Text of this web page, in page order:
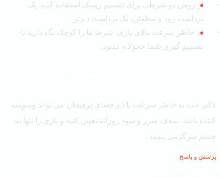
از روش دو شرطی برای تقسیم ریسک استفاده کنید: یک
برداشت زود و مطمئن، یک برداشت دیرتر.
به خاطر سرعت بالای بازی، شرط ها را کوچک نگه دارید تا
تصمیم گیری شما عجولانه نشود.
جت به خاطر سرعت بالا و فضای پرهیجان می تواند وسوسه
باشد. سقف ضرر و سود روزانه تعیین کنید و بازی را تنها به
سرگرمی ببینید.
و پاسخ